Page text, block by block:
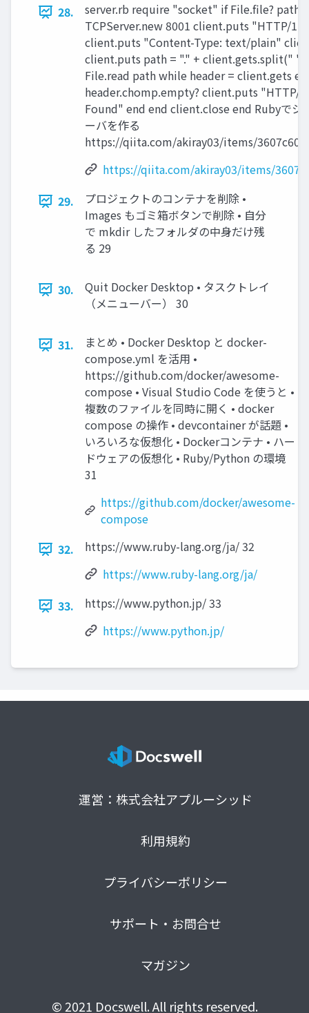
28.
server.rb require "socket" if File.file? path
TCPServer.new 8001 client.puts "HTTP/
client.puts "Content-Type: text/plain"
client.puts path = "." + client.gets.split("
File.read path while header = client.gets
header.chomp.empty? client.puts "HTTP/
Found" end end client.close end Rubyでシ
ーバを作る
https://qiita.com/akiray03/items/
https://qiita.com/akiray03/items/
29.
プロジェクトのコンテナを削除 •
Images もゴミ箱ボタンで削除 • 自分
で mkdir したフォルダの中身だけ残
る 29
30.
Quit Docker Desktop • タスクトレイ
（メニューバー） 30
31.
まとめ • Docker Desktop と docker-
compose.yml を活用 •
https://github.com/docker/awesome-
compose • Visual Studio Code を使うと •
複数のファイルを同時に開く • docker
compose の操作 • devcontainer が話題 •
いろいろな仮想化 • Dockerコンテナ • ハー
ドウェアの仮想化 • Ruby/Python の環境
31
https://github.com/docker/awesome-
compose
32.
https://www.ruby-lang.org/ja/ 32
https://www.ruby-lang.org/ja/
33.
https://www.python.jp/ 33
https://www.python.jp/
運営：株式会社アプルーシッド
利用規約
プライバシーポリシー
サポート・お問合せ
マガジン
© 2021 Docswell. All rights reserved.